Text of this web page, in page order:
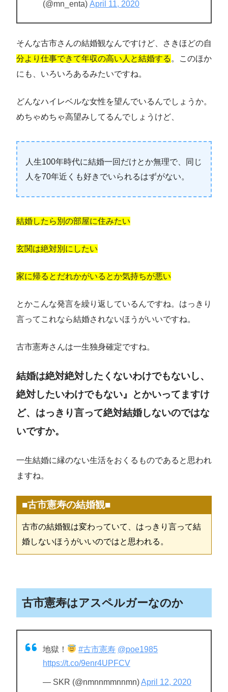
(@mn_enta) April 11, 2020
そんな古市さんの結婚観なんですけど、さきほどの自
分より仕事できて年収の高い人と結婚する 。このほか
にも、いろいろあるみたいですね。
どんなハイレベルな女性を望んでいるんでしょうか。
めちゃめちゃ高望みしてるんでしょうけど、
人生100年時代に結婚一回だけとか無理で、同じ
人を70年近くも好きでいられるはずがない。
結婚したら別の部屋に住みたい
玄関は絶対別にしたい
家に帰るとだれかがいるとか気持ちが悪い
とかこんな発言を繰り返しているんですね。はっきり
言ってこれなら結婚されないほうがいいですね。
古市憲寿さんは一生独身確定ですね。
結婚は絶対絶対したくないわけでもないし、
絶対したいわけでもない』とかいってますけ
ど、はっきり言って絶対結婚しないのではな
いですか。
一生結婚に縁のない生活をおくるものであると思われ
ますね。
■古市憲寿の結婚観■
古市の結婚観は変わっていて、はっきり言って結
婚しないほうがいいのではと思われる。
古市憲寿はアスペルガーなのか
地獄！ #古市憲寿 @poe1985
https://t.co/9enr4UPFCV
— SKR (@nmnnmmnnmn)April 12, 2020